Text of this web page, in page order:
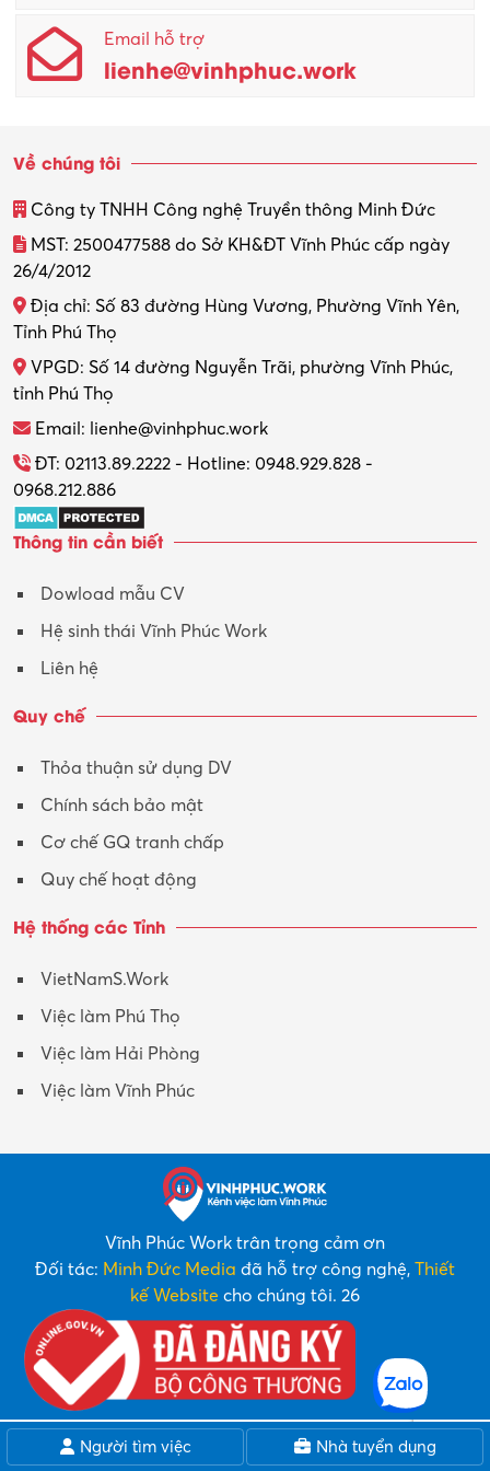
Quản lý sản xuất
Quản trị kinh doanh
Thiết kế nội thất
Thợ máy – Ô tô – Xe máy
Thực tập
Tổ chức sự kiện – Quà tặng
Trợ lý
Tư vấn
Tư vấn – Kiến trúc
Y tế-Dược
Email hỗ trợ
lienhe@vinhphuc.work
Về chúng tôi
Công ty TNHH Công nghệ Truyền thông Minh Đức
MST: 2500477588 do Sở KH&ĐT Vĩnh Phúc cấp ngày
26/4/2012
Địa chỉ: Số 83 đường Hùng Vương, Phường Vĩnh Yên,
Tỉnh Phú Thọ
VPGD: Số 14 đường Nguyễn Trãi, phường Vĩnh Phúc,
tỉnh Phú Thọ
Email: lienhe@vinhphuc.work
ĐT: 02113.89.2222 - Hotline: 0948.929.828 -
0968.212.886
Thông tin cần biết
Dowload mẫu CV
Hệ sinh thái Vĩnh Phúc Work
Liên hệ
Quy chế
Thỏa thuận sử dụng DV
Chính sách bảo mật
Cơ chế GQ tranh chấp
Quy chế hoạt động
Hệ thống các Tỉnh
VietNamS.Work
Việc làm Phú Thọ
Việc làm Hải Phòng
Việc làm Vĩnh Phúc
Vĩnh Phúc Work trân trọng cảm ơn
Đối tác: Minh Đức Media đã hỗ trợ công nghệ, Thiết
kế Website cho chúng tôi. 26
Người tìm việc Nhà tuyển dụng